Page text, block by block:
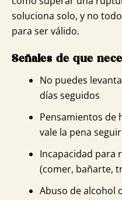
soluciona solo, y no
para ser válido.
Señales de que
No puedes
días seguidos
Pensamientos de
vale la pena
Incapacidad para
(comer, bañarte,
Abuso de alcohol